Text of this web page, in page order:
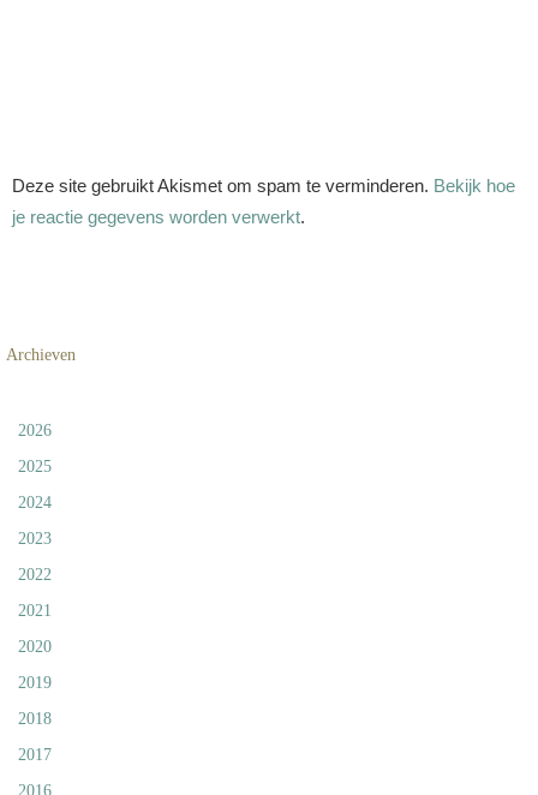
Deze site gebruikt Akismet om spam te verminderen. Bekijk hoe
je reactie gegevens worden verwerkt.
Archieven
2026
2025
2024
2023
2022
2021
2020
2019
2018
2017
2016